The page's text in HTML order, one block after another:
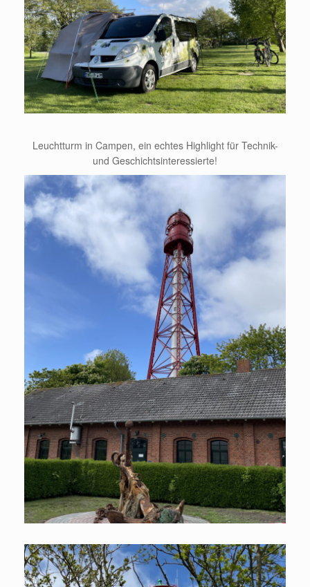
Leuchtturm in Campen, ein echtes Highlight für Technik-
und Geschichtsinteressierte!